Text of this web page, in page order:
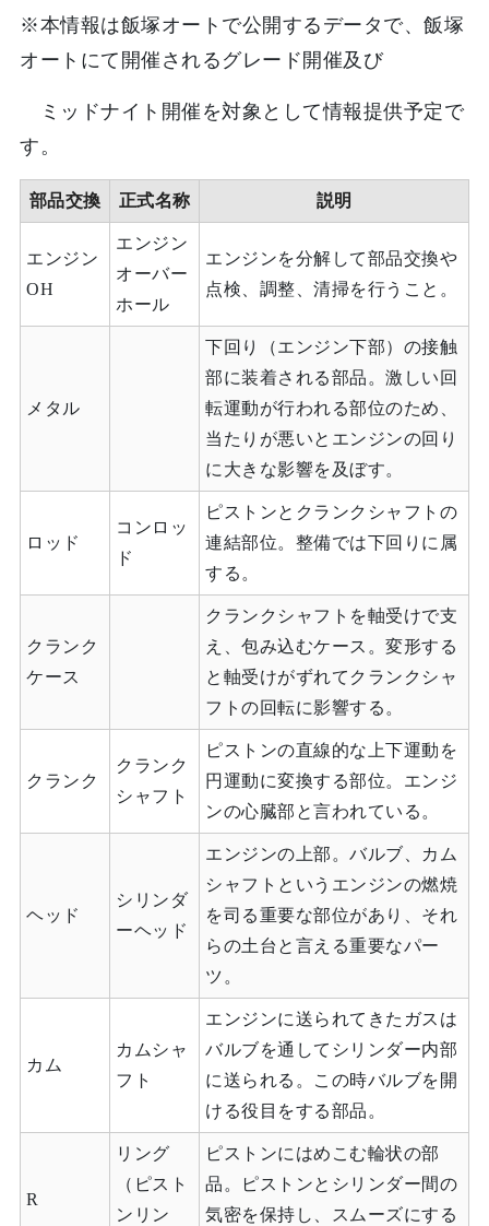
※本情報は飯塚オートで公開するデータで、飯塚
オートにて開催されるグレード開催及び
ミッドナイト開催を対象として情報提供予定で
す。
部品交換 正式名称 説明
エンジン
OH
エンジン
オーバー
ホール
エンジンを分解して部品交換や
点検、調整、清掃を行うこと。
メタル
下回り（エンジン下部）の接触
部に装着される部品。激しい回
転運動が行われる部位のため、
当たりが悪いとエンジンの回り
に大きな影響を及ぼす。
ロッド
コンロッ
ド
ピストンとクランクシャフトの
連結部位。整備では下回りに属
する。
クランク
ケース
クランクシャフトを軸受けで支
え、包み込むケース。変形する
と軸受けがずれてクランクシャ
フトの回転に影響する。
クランク
クランク
シャフト
ピストンの直線的な上下運動を
円運動に変換する部位。エンジ
ンの心臓部と言われている。
ヘッド
シリンダ
ーヘッド
エンジンの上部。バルブ、カム
シャフトというエンジンの燃焼
を司る重要な部位があり、それ
らの土台と言える重要なパー
ツ。
カム
カムシャ
フト
エンジンに送られてきたガスは
バルブを通してシリンダー内部
に送られる。この時バルブを開
ける役目をする部品。
R
リング
（ピスト
ンリン
ピストンにはめこむ輪状の部
品。ピストンとシリンダー間の
気密を保持し、スムーズにする